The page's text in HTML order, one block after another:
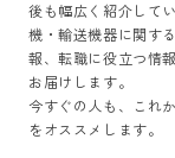
後も幅広く紹介して
機・輸送機器 に関す
報、転職に役立つ情
お届けします。
今すぐの人も、これ
をオススメします。